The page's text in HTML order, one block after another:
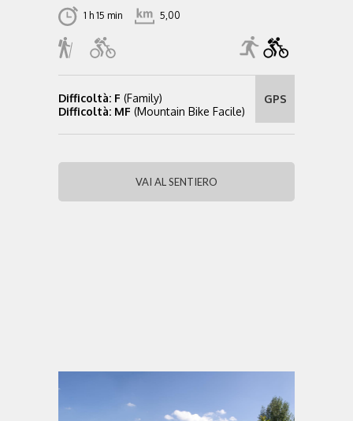
1 h 15 min 5,00
Difficoltà: F (Family)
Difficoltà: MF (Mountain Bike Facile)
GPS
VAI AL SENTIERO